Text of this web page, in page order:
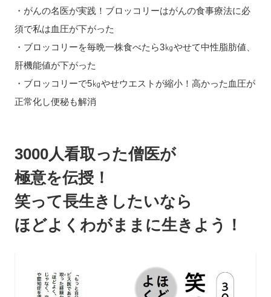
・がんの名医が実践！ブロッコリーはがんの食事療法に必
須で私は血圧が下がった
・ブロッコリーを毎晩一株食べたら3㎏やせて中性脂肪値、
肝機能値が下がった
・ブロッコリーで5㎏やせウエストが縮小！高かった血圧が
正常化し便秘も解消
3000人看取った僧医が
極意を伝授！
笑って長生きしたいなら
ほどよくわがままに生きよう！